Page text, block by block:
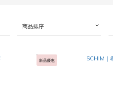
商品排序
新品優惠